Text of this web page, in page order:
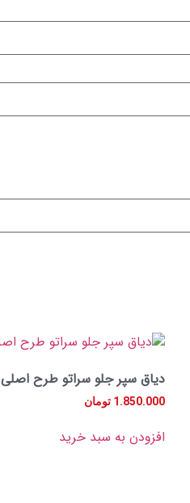
دیاق سپر جلو سراتو طرح اصلی
1.850.000 تومان
افزودن به سبد خرید